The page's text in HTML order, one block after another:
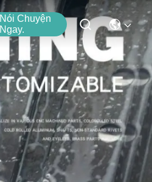
Nói Chuyện
Ngay.